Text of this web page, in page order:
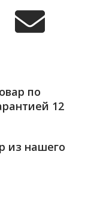
по
12
из нашего